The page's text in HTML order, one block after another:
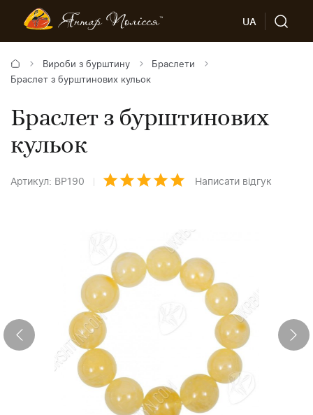
UA
Вироби з бурштину
Браслети
Браслет з бурштинових кульок
Браслет з бурштинових
кульок
Артикул: BP190 Написати відгук